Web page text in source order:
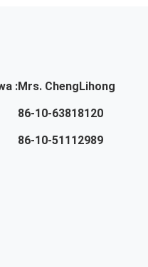
:Mrs. ChengLihong
86-10-63818120
86-10-51112989